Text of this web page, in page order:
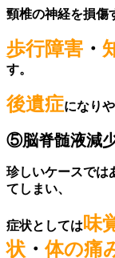
頸椎の神経を損傷
歩行障害 ・
す。
後遺症になり
⑤脳脊髄液減
珍しいケースでは
てしまい、
症状としては 味
状 ・体の痛